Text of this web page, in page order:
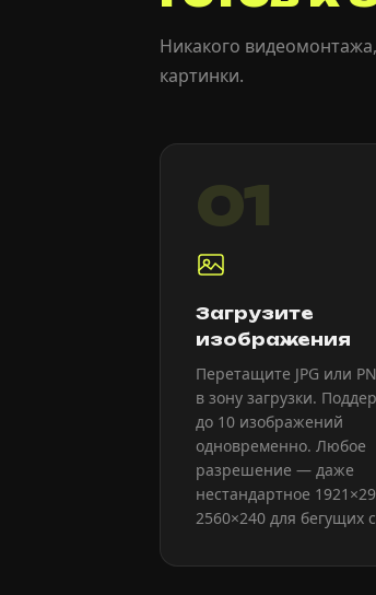
Никакого
картинки.
01
Загрузите
изображения
Перетащите JPG или
в зону загрузки.
до 10 изображений
одновременно. Любое
разрешение — даже
нестандартное
2560×240 для бегущих